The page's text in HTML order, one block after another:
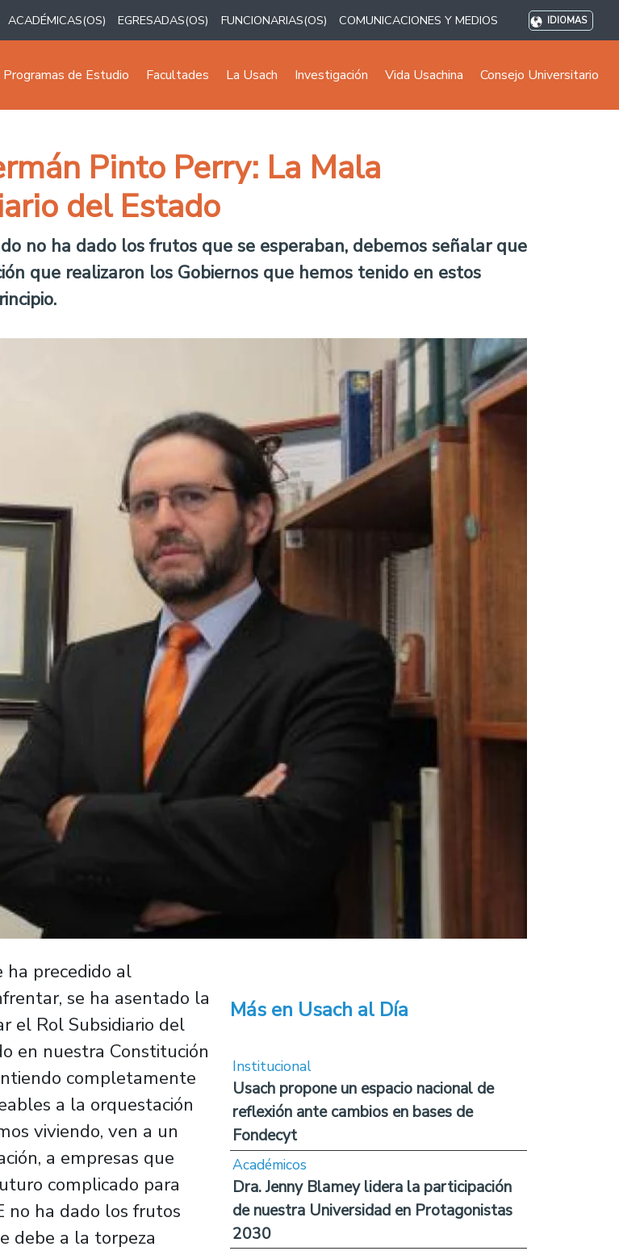
ACADÉMICAS(OS) EGRESADAS(OS) FUNCIONARIAS(OS) COMUNICACIONES Y MEDIOS IDIOMAS
Programas de Estudio Facultades La Usach Investigación Vida Usachina Consejo Universitario
Pinto Perry: La Mala
del Estado
no ha dado los frutos que se esperaban, debemos señalar que
que realizaron los Gobiernos que hemos tenido en estos
ha precedido al
se ha asentado la
el Rol Subsidiario del
en nuestra Constitución
completamente
a la orquestación
viviendo, ven a un
a empresas que
complicado para
no ha dado los frutos
debe a la torpeza
Más en Usach al Día
Institucional
Usach propone un espacio nacional de
reflexión ante cambios en bases de
Fondecyt
Académicos
Dra. Jenny Blamey lidera la participación
de nuestra Universidad en Protagonistas
2030